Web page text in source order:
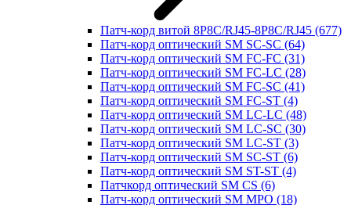
Патч-корд витой 8P8C/RJ45-8P8C/RJ45 (677)
Патч-корд оптический SM SC-SC (64)
Патч-корд оптический SM FC-FC (31)
Патч-корд оптический SM FC-LC (28)
Патч-корд оптический SM FC-SC (41)
Патч-корд оптический SM FC-ST (4)
Патч-корд оптический SM LC-LC (48)
Патч-корд оптический SM LC-SC (30)
Патч-корд оптический SM LC-ST (3)
Патч-корд оптический SM SC-ST (6)
Патч-корд оптический SM ST-ST (4)
Патчкорд оптический SM CS (6)
Патч-корд оптический SM MPO (18)